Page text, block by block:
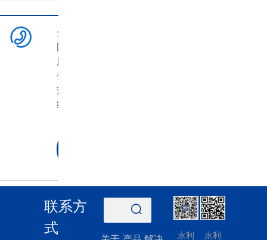
全
国
服
务
热
线
联系方
式
记录
历史
永利
永利